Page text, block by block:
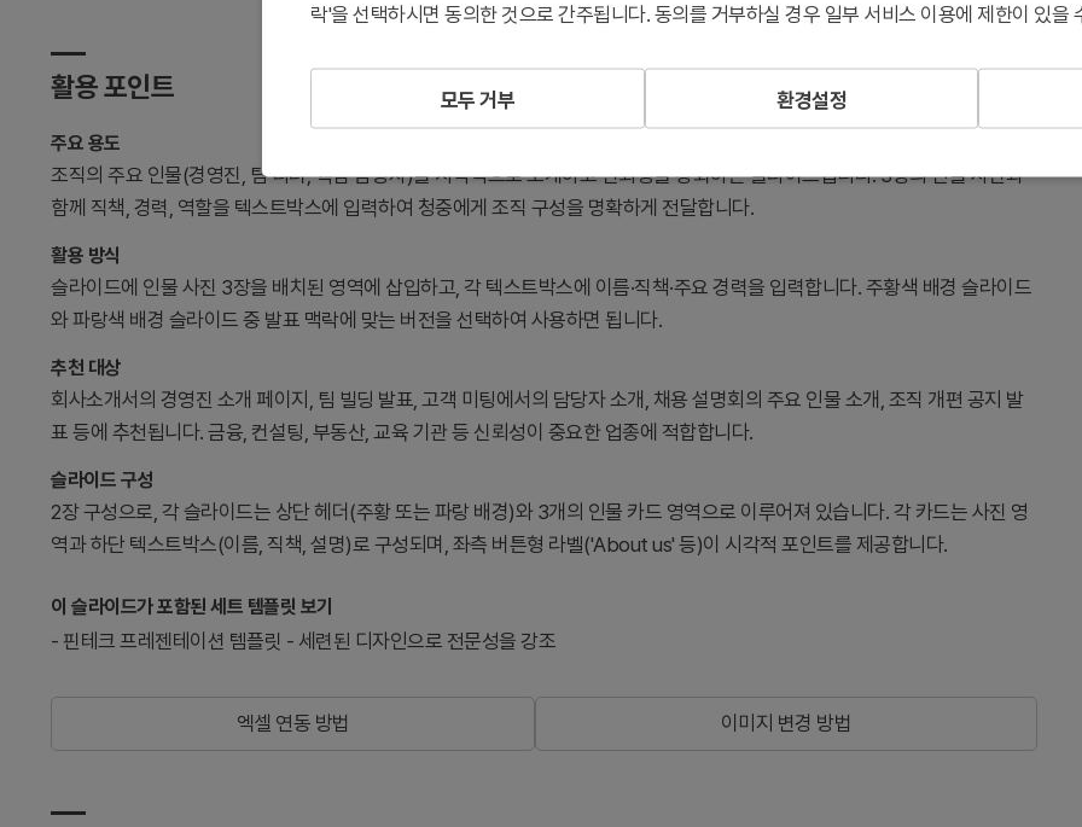
활용 포인트
주요 용도
조직의 주요 인물(경영진, 팀 리더, 핵심 담당자)을 시각적으로 소개하고 신뢰성을 강화하는 슬라이드입니다. 3명의 인물 사진과
함께 직책, 경력, 역할을 텍스트박스에 입력하여 청중에게 조직 구성을 명확하게 전달합니다.
활용 방식
슬라이드에 인물 사진 3장을 배치된 영역에 삽입하고, 각 텍스트박스에 이름·직책·주요 경력을 입력합니다. 주황색 배경 슬라이드
와 파랑색 배경 슬라이드 중 발표 맥락에 맞는 버전을 선택하여 사용하면 됩니다.
추천 대상
회사소개서의 경영진 소개 페이지, 팀 빌딩 발표, 고객 미팅에서의 담당자 소개, 채용 설명회의 주요 인물 소개, 조직 개편 공지 발
표 등에 추천됩니다. 금융, 컨설팅, 부동산, 교육 기관 등 신뢰성이 중요한 업종에 적합합니다.
슬라이드 구성
2장 구성으로, 각 슬라이드는 상단 헤더(주황 또는 파랑 배경)와 3개의 인물 카드 영역으로 이루어져 있습니다. 각 카드는 사진 영
역과 하단 텍스트박스(이름, 직책, 설명)로 구성되며, 좌측 버튼형 라벨('About us' 등)이 시각적 포인트를 제공합니다.
이 슬라이드가 포함된 세트 템플릿 보기
- 핀테크 프레젠테이션 템플릿 - 세련된 디자인으로 전문성을 강조
엑셀 연동 방법 이미지 변경 방법
락'을 선택하시면 동의한 것으로 간주됩니다. 동의를 거부하실 경우 일부 서비스 이용에 제한이 있을
모두 거부 환경설정